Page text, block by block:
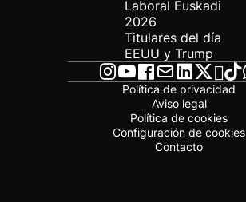
Laboral Euskadi
2026
Titulares del día
EEUU y Trump
Política de privacidad
Aviso legal
Política de cookies
Configuración de cookies
Contacto